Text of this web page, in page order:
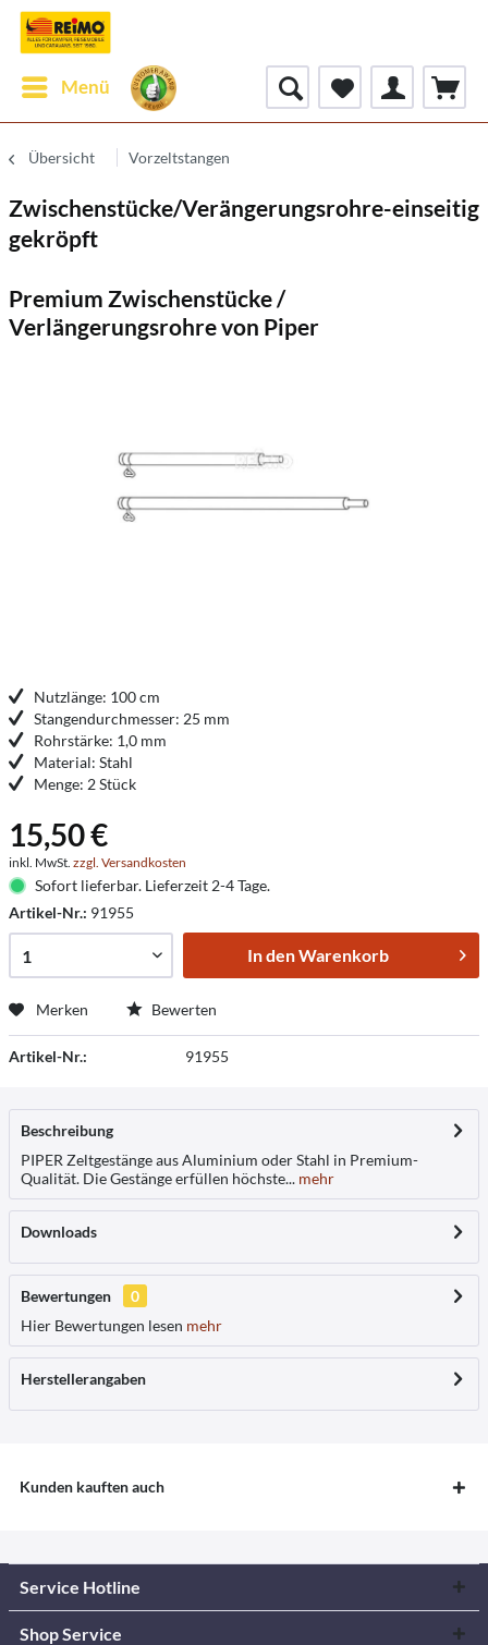
Menü
Übersicht Vorzeltstangen
Zwischenstücke/Verängerungsrohre-einseitig
gekröpft
Premium Zwischenstücke /
Verlängerungsrohre von Piper
Nutzlänge: 100 cm
Stangendurchmesser: 25 mm
Rohrstärke: 1,0 mm
Material: Stahl
Menge: 2 Stück
15,50 €
inkl. MwSt. zzgl. Versandkosten
Sofort lieferbar. Lieferzeit 2-4 Tage.
Artikel-Nr.: 91955
In denWarenkorb
Merken Bewerten
Artikel-Nr.: 91955
Beschreibung
PIPER Zeltgestänge aus Aluminium oder Stahl in Premium-
Qualität. Die Gestänge erfüllen höchste... mehr
Downloads
Bewertungen
0
Hier Bewertungen lesen mehr
Herstellerangaben
Kunden kauften auch
Service Hotline
Shop Service